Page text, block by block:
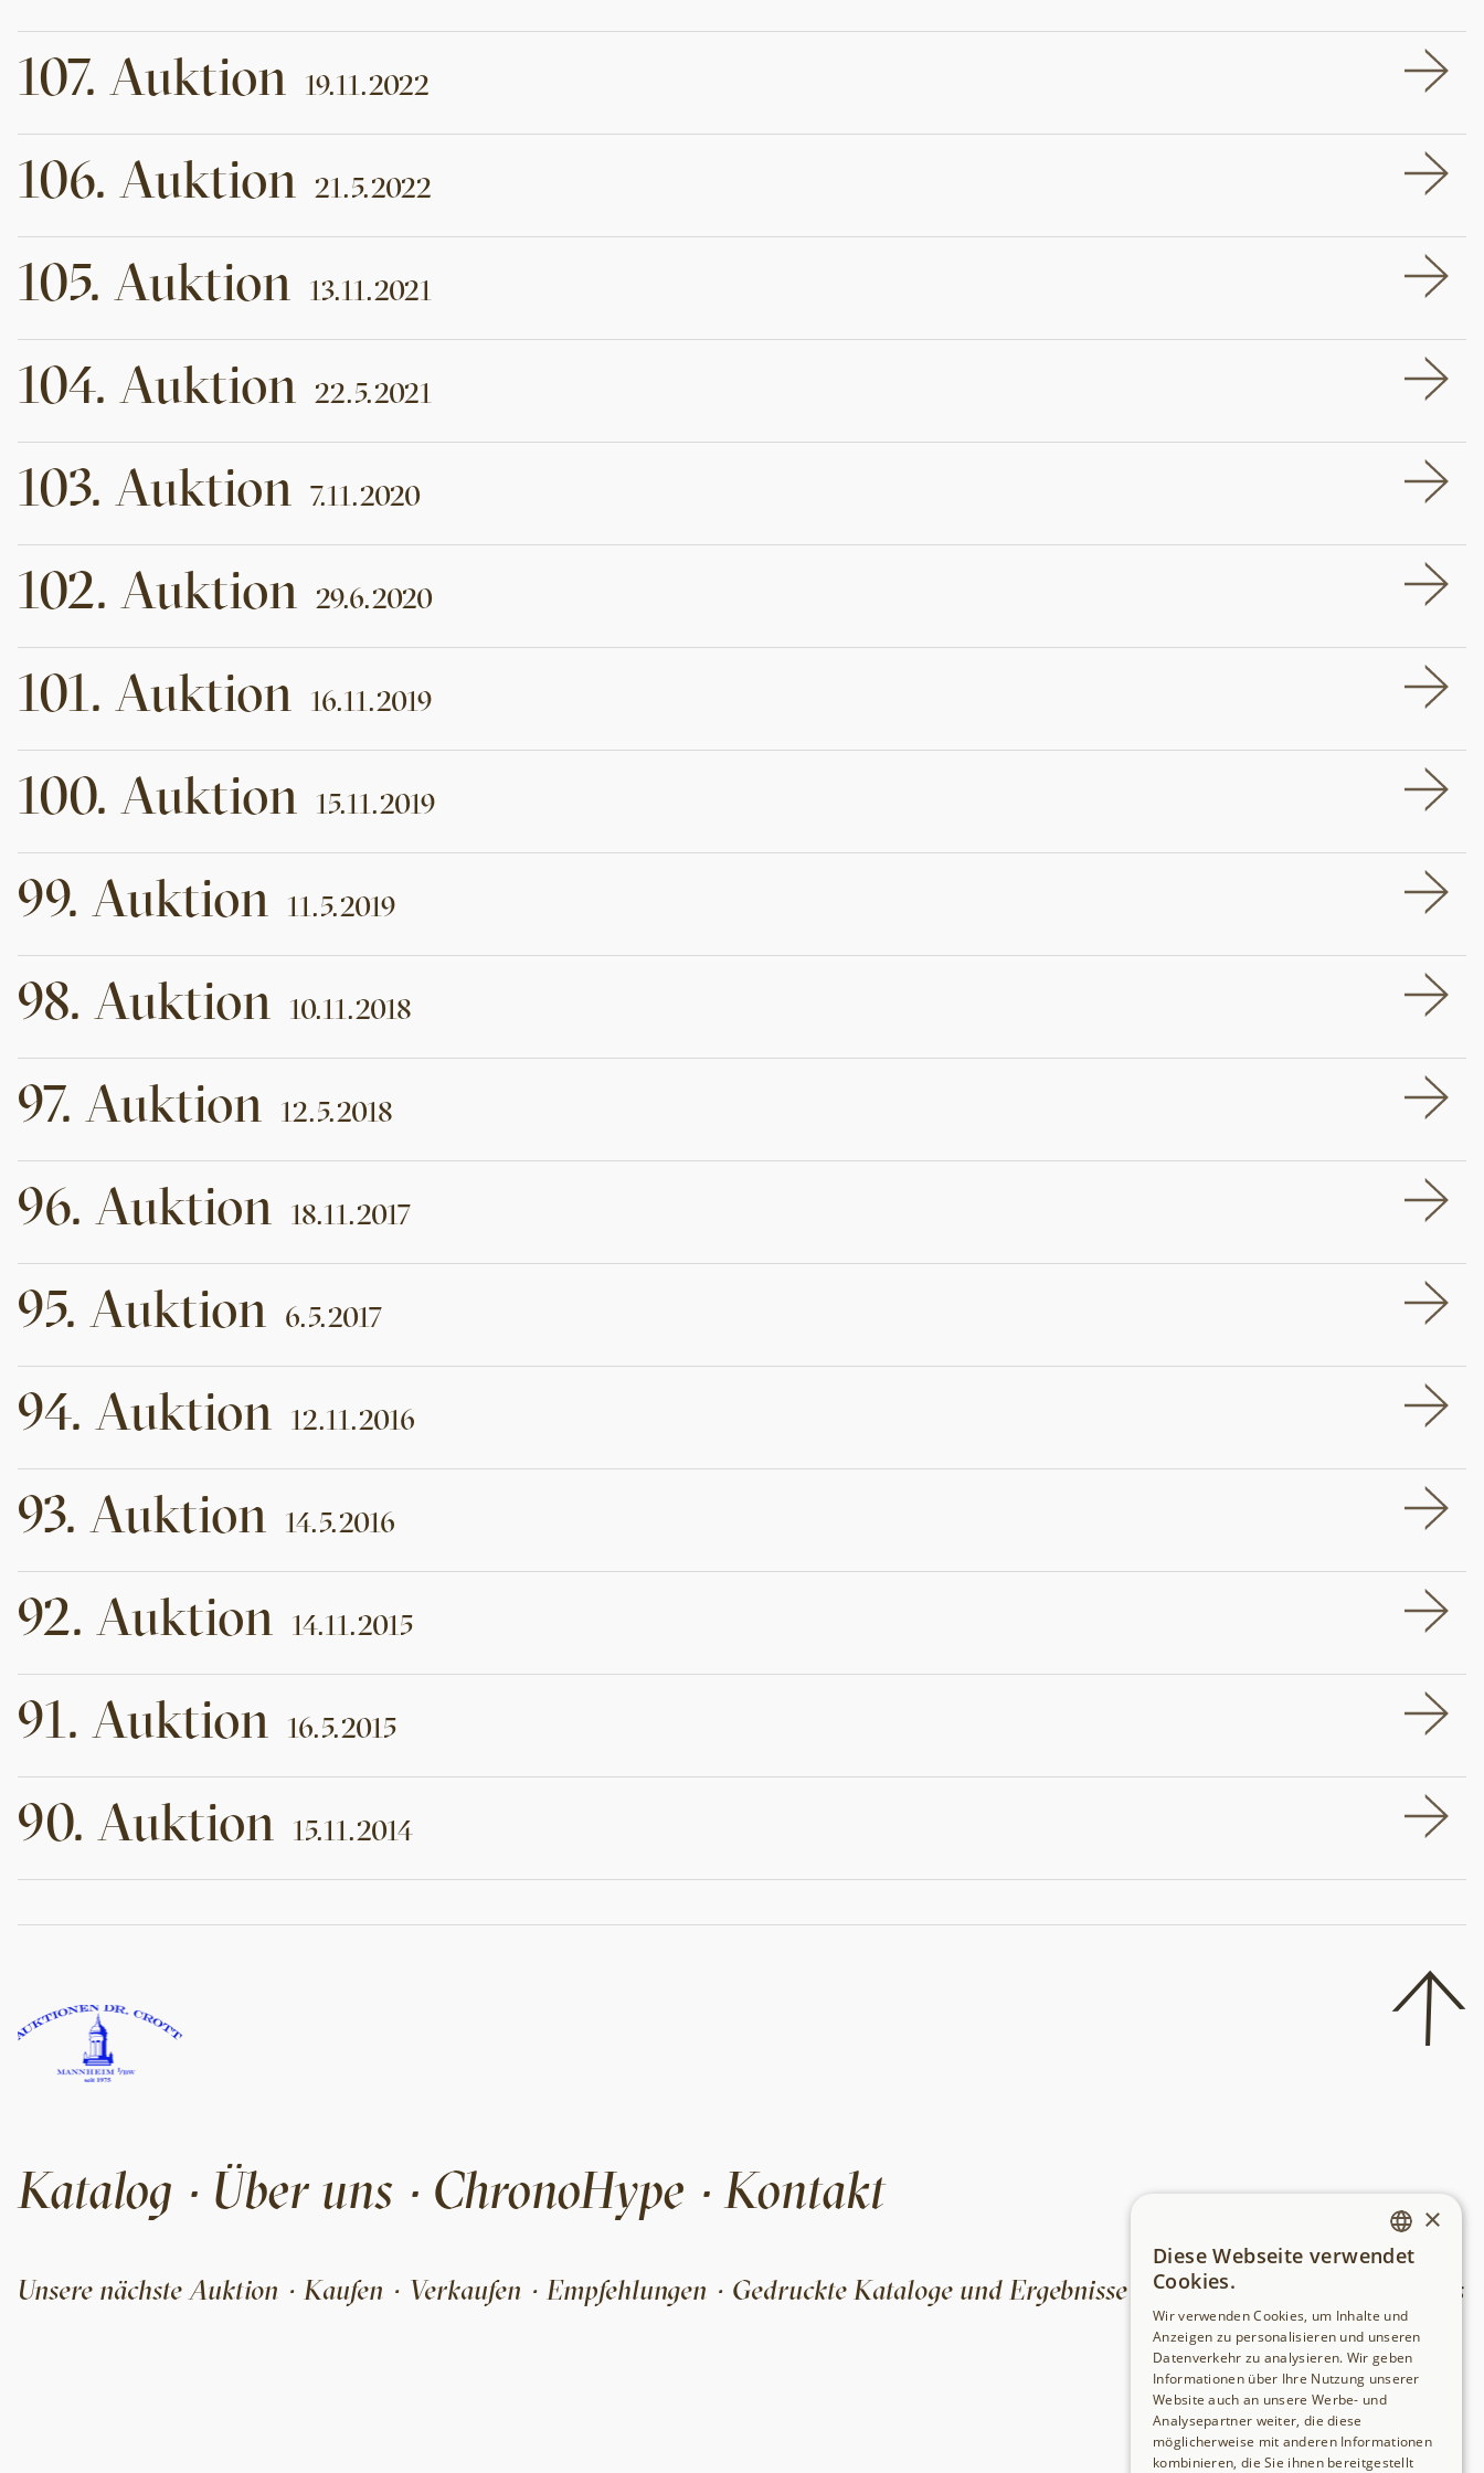
107. Auktion 19.11.2022
106. Auktion 21.5.2022
105. Auktion 13.11.2021
104. Auktion 22.5.2021
103. Auktion 7.11.2020
102. Auktion 29.6.2020
101. Auktion 16.11.2019
100. Auktion 15.11.2019
99. Auktion 11.5.2019
98. Auktion 10.11.2018
97. Auktion 12.5.2018
96. Auktion 18.11.2017
95. Auktion 6.5.2017
94. Auktion 12.11.2016
93. Auktion 14.5.2016
92. Auktion 14.11.2015
91. Auktion 16.5.2015
90. Auktion 15.11.2014
Katalog · Über uns · ChronoHype · Kontakt
Unsere nächste Auktion · Kaufen · Verkaufen · Empfehlungen · Gedruckte Kataloge und Ergebnisse Archive FAQs
GERMAN
×
Diese Webseite verwendet
Cookies.
Wir verwenden Cookies, um Inhalte und
Anzeigen zu personalisieren und unseren
Datenverkehr zu analysieren. Wir geben
Informationen über Ihre Nutzung unserer
Website auch an unsere Werbe- und
Analysepartner weiter, die diese
möglicherweise mit anderen Informationen
kombinieren, die Sie ihnen bereitgestellt